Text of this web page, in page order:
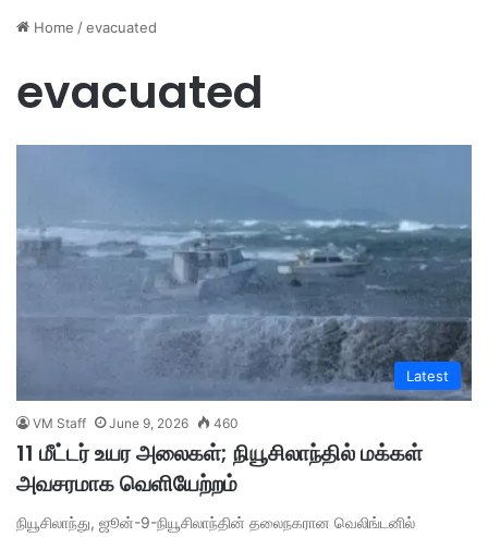
Home /evacuated
evacuated
Latest
VM Staff June 9, 2026 460
11 மீட்டர் உயர அலைகள்; நியூசிலாந்தில் மக்கள்
அவசரமாக வெளியேற்றம்
நியூசிலாந்து, ஜூன்-9-நியூசிலாந்தின் தலைநகரான வெலிங்டனில்